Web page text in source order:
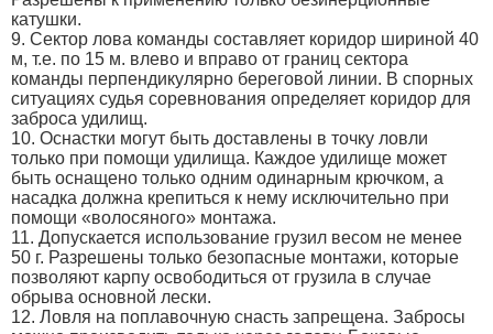
катушки.
9. Сектор лова команды составляет коридор шириной 40
м, т.е. по 15 м. влево и вправо от границ сектора
команды перпендикулярно береговой линии. В спорных
ситуациях судья соревнования определяет коридор для
заброса удилищ.
10. Оснастки могут быть доставлены в точку ловли
только при помощи удилища. Каждое удилище может
быть оснащено только одним одинарным крючком, а
насадка должна крепиться к нему исключительно при
помощи «волосяного» монтажа.
11. Допускается использование грузил весом не менее
50 г. Разрешены только безопасные монтажи, которые
позволяют карпу освободиться от грузила в случае
обрыва основной лески.
12. Ловля на поплавочную снасть запрещена. Забросы